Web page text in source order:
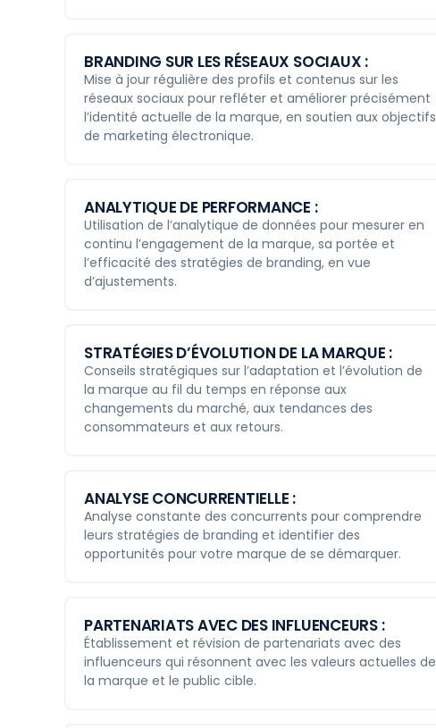
BRANDING SUR LES RÉSEAUX SOCIAUX :
Mise à jour régulière des profils et contenus sur les
réseaux sociaux pour refléter et améliorer précisément
l’identité actuelle de la marque, en soutien aux objectifs
de marketing électronique.
ANALYTIQUE DE PERFORMANCE :
Utilisation de l’analytique de données pour mesurer en
continu l’engagement de la marque, sa portée et
l’efficacité des stratégies de branding, en vue
d’ajustements.
STRATÉGIES D’ÉVOLUTION DE LA MARQUE :
Conseils stratégiques sur l’adaptation et l’évolution de
la marque au fil du temps en réponse aux
changements du marché, aux tendances des
consommateurs et aux retours.
ANALYSE CONCURRENTIELLE :
Analyse constante des concurrents pour comprendre
leurs stratégies de branding et identifier des
opportunités pour votre marque de se démarquer.
PARTENARIATS AVEC DES INFLUENCEURS :
Établissement et révision de partenariats avec des
influenceurs qui résonnent avec les valeurs actuelles de
la marque et le public cible.